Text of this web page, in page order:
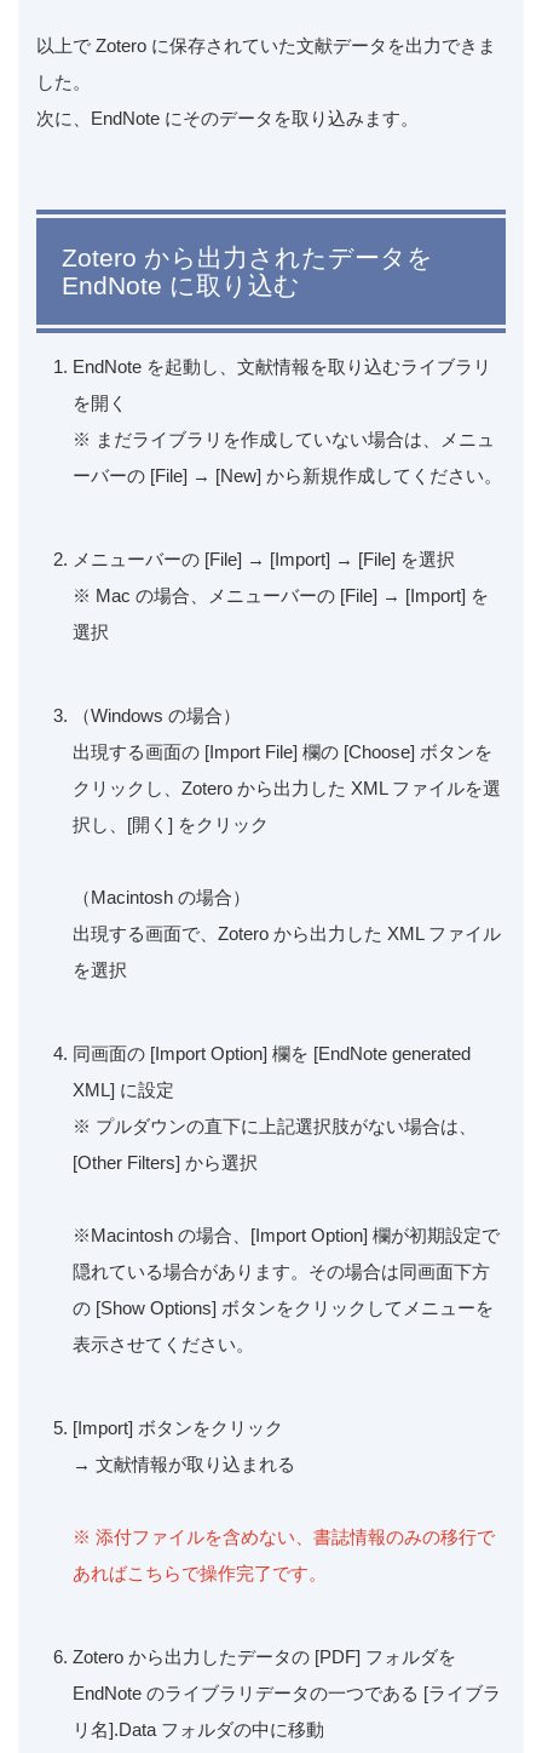
以上で Zotero に保存されていた文献データを出力できま
した。
次に、EndNote にそのデータを取り込みます。
Zotero から出力されたデータを
EndNote に取り込む
EndNote を起動し、文献情報を取り込むライブラリ
を開く
※ まだライブラリを作成していない場合は、メニュ
ーバーの [File] → [New] から新規作成してください。
メニューバーの [File] → [Import] → [File] を選択
※ Mac の場合、メニューバーの [File] → [Import] を
選択
（Windows の場合）
出現する画面の [Import File] 欄の [Choose] ボタンを
クリックし、Zotero から出力した XML ファイルを選
択し、[開く] をクリック
（Macintosh の場合）
出現する画面で、Zotero から出力した XML ファイル
を選択
同画面の [Import Option] 欄を [EndNote generated
XML] に設定
※ プルダウンの直下に上記選択肢がない場合は、
[Other Filters] から選択
※Macintosh の場合、[Import Option] 欄が初期設定で
隠れている場合があります。その場合は同画面下方
の [Show Options] ボタンをクリックしてメニューを
表示させてください。
[Import] ボタンをクリック
→ 文献情報が取り込まれる
※ 添付ファイルを含めない、書誌情報のみの移行で
あればこちらで操作完了です。
Zotero から出力したデータの [PDF] フォルダを
EndNote のライブラリデータの一つである [ライブラ
リ名].Data フォルダの中に移動